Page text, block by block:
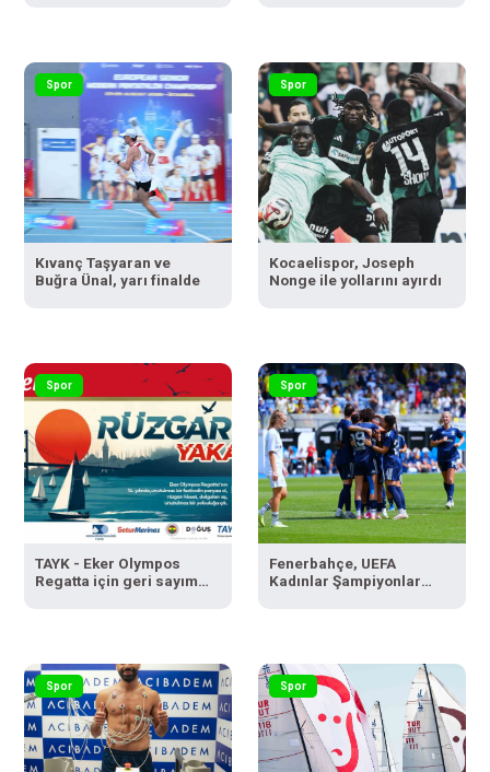
Spor
Kıvanç Taşyaran ve
Buğra Ünal, yarı finalde
Spor
Kocaelispor, Joseph
Nonge ile yollarını ayırdı
Spor
TAYK - Eker Olympos
Regatta için geri sayım
Spor
Fenerbahçe, UEFA
Kadınlar Şampiyonlar
Spor Spor